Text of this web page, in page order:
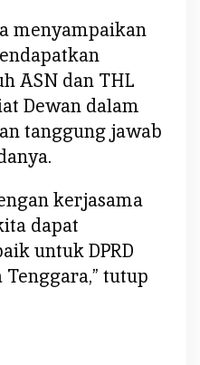
menyampaikan
ASN dan THL
Dewan dalam
tanggung jawab
kerjasama
dapat
untuk DPRD
tutup